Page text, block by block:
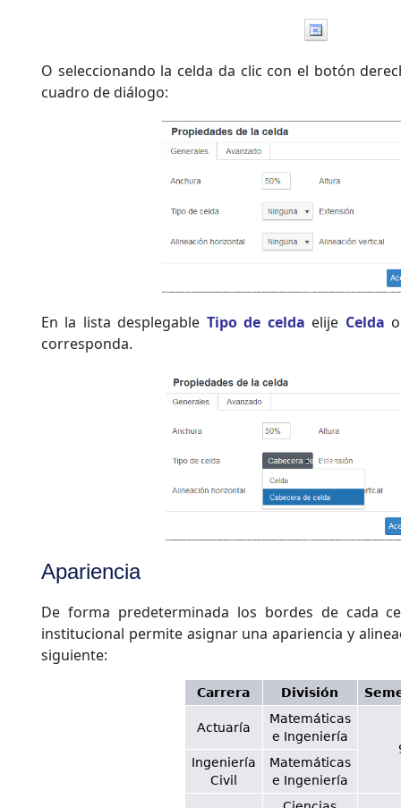
O seleccionando la celda da clic con el botón
cuadro de diálogo:
En la lista desplegable Tipo de celda elije Celda
corresponda.
Apariencia
De forma predeterminada los bordes de cada
institucional permite asignar una apariencia y
siguiente:
Carrera División
Actuaría
Matemáticas
e Ingeniería
Ingeniería
Civil
Matemáticas
e Ingeniería